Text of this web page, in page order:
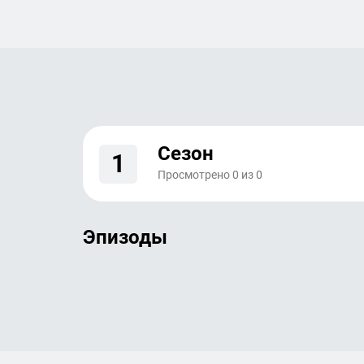
1 Сезон
Просмотрено0 из0
Эпизоды